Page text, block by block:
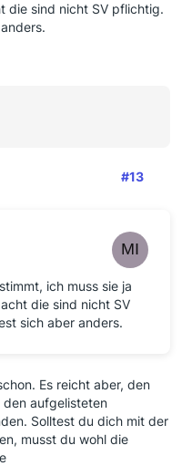
die sind nicht SV pflichtig.
#13
ich muss sie ja
die sind nicht SV
sich aber anders.
Es reicht aber, den
den aufgelisteten
Solltest du dich mit der
musst du wohl die